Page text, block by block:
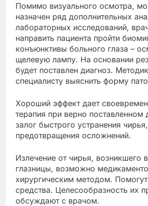
Помимо визуального осмотра,
назначен ряд дополнительных
лабораторных исследований,
направить пациента пройти
конъюнктивы больного глаза –
щелевую лампу. На основании
будет поставлен диагноз.
специалисту выяснить форму
Хороший эффект дает
терапия при верно поставленном
залог быстрого устранения чирья,
предотвращения осложнений.
Излечение от чирья, возникшего
глазницы, возможно
хирургическим методом.
средства. Целесообразность их
обсуждают с врачом.